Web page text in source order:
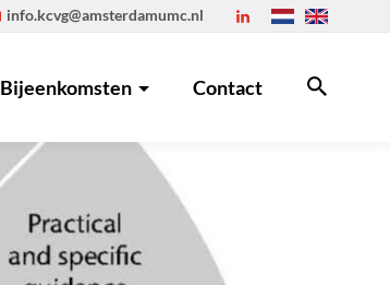
info.kcvg@amsterdamumc.nl
Bijeenkomsten Contact